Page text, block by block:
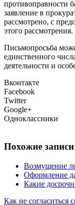
противоправности
заявление в
рассмотрено, с
этого рассмотрения.
Письмопросьба
единственного
деятельности и
Вконтакте
Facebook
Twitter
Google+
Одноклассники
Похожие
Возмущение
Оформление
Какие
Как не согласиться